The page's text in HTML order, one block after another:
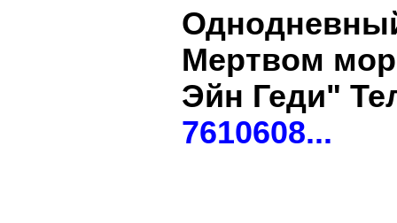
Мертвом
Эйн Геди"
7610608...